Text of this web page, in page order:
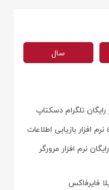
سال
دانلود google chrome 145.0.7632.117 رایگان نرم افزار مرورگر